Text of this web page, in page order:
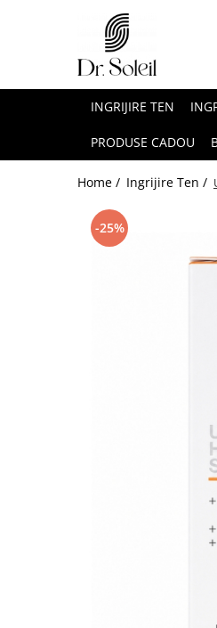
INGRIJIRE TEN
PRODUSE CADOU
Home / Ingrijire Ten /
-25%